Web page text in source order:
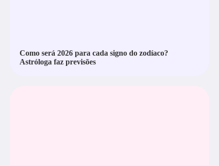
Como será 2026 para cada signo do zodíaco?
Astróloga faz previsões